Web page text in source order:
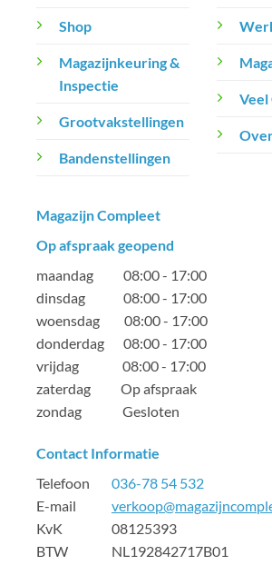
Shop
Magazijnkeuring &
Inspectie
Grootvakstellingen
Bandenstellingen
Veel
Magazijn Compleet
Op afspraak geopend
maandag 08:00 - 17:00
dinsdag 08:00 - 17:00
woensdag 08:00 - 17:00
donderdag 08:00 - 17:00
vrijdag 08:00 - 17:00
zaterdag Op afspraak
zondag Gesloten
Contact Informatie
Telefoon 036-78 54 532
E-mail
KvK 08125393
BTW NL192842717B01